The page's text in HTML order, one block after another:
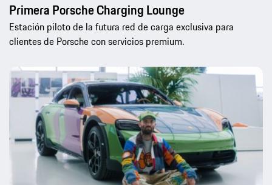
Primera Porsche Charging Lounge
Estación piloto de la futura red de carga exclusiva para
clientes de Porsche con servicios premium.